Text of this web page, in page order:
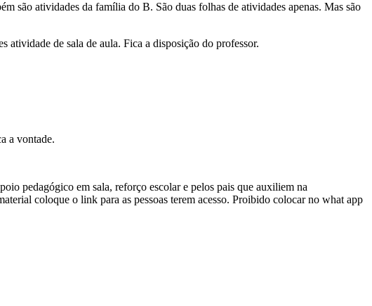
são atividades da família do B. São duas folhas de atividades apenas. Mas são
atividade de sala de aula. Fica a disposição do professor.
a vontade.
pedagógico em sala, reforço escolar e pelos pais que auxiliem na
coloque o link para as pessoas terem acesso. Proibido colocar no what app